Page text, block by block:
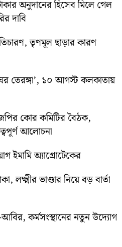
অনুদানের হিসেব মিলে গেল
দাবি
তৃণমূল ছাড়ার কারণ
তেরঙ্গা’, ১০ আগস্ট কলকাতায়
কোর কমিটির বৈঠক,
আলোচনা
ইমামি অ্যাগ্রোটেকের
লক্ষ্মীর ভাণ্ডার নিয়ে বড় বার্তা
আবির, কর্মসংস্থানের নতুন উদ্যোগ